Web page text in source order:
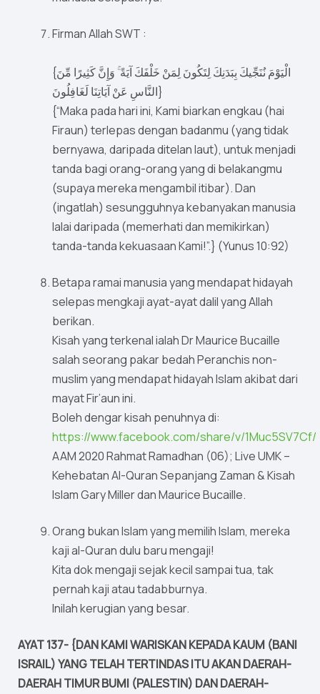
Firman Allah SWT :
{الْيَوْمَ نُنَجِّيكَ بِبَدَنِكَ لِتَكُونَ لِمَنْ خَلْفَكَ آيَةً ۚ وَإِنَّ كَثِيرًا مِّنَ
النَّاسِ عَنْ آيَاتِنَا لَغَافِلُونَ}
{“Maka pada hari ini, Kami biarkan engkau (hai
Firaun) terlepas dengan badanmu (yang tidak
bernyawa, daripada ditelan laut), untuk menjadi
tanda bagi orang-orang yang di belakangmu
(supaya mereka mengambil itibar). Dan
(ingatlah) sesungguhnya kebanyakan manusia
lalai daripada (memerhati dan memikirkan)
tanda-tanda kekuasaan Kami!”.} (Yunus 10:92)
Betapa ramai manusia yang mendapat hidayah
selepas mengkaji ayat-ayat dalil yang Allah
berikan.
Kisah yang terkenal ialah Dr Maurice Bucaille
salah seorang pakar bedah Peranchis non-
muslim yang mendapat hidayah Islam akibat dari
mayat Fir’aun ini.
Boleh dengar kisah penuhnya di:
https://www.facebook.com/share/v/1Muc5SV7Cf/
AAM 2020 Rahmat Ramadhan (06); Live UMK –
Kehebatan Al-Quran Sepanjang Zaman & Kisah
Islam Gary Miller dan Maurice Bucaille.
Orang bukan Islam yang memilih Islam, mereka
kaji al-Quran dulu baru mengaji!
Kita dok mengaji sejak kecil sampai tua, tak
pernah kaji atau tadabburnya.
Inilah kerugian yang besar.
AYAT 137- {DAN KAMI WARISKAN KEPADA KAUM (BANI
ISRAIL) YANG TELAH TERTINDAS ITU AKAN DAERAH-
DAERAH TIMUR BUMI (PALESTIN) DAN DAERAH-